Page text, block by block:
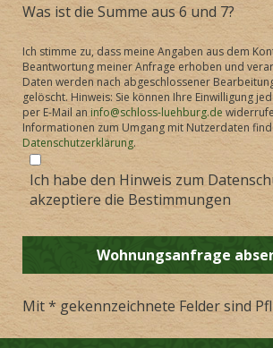
Was ist die Summe aus 6 und 7?
Ich stimme zu, dass meine Angaben aus dem
Beantwortung meiner Anfrage erhoben und
Daten werden nach abgeschlossener
gelöscht. Hinweis: Sie können Ihre Einwilligung
per E-Mail an info@schloss-luehburg.de
Informationen zum Umgang mit Nutzerdaten
Datenschutzerklärung.
Ich habe den Hinweis zum
akzeptiere die Bestimmungen
Mit * gekennzeichnete Felder sind